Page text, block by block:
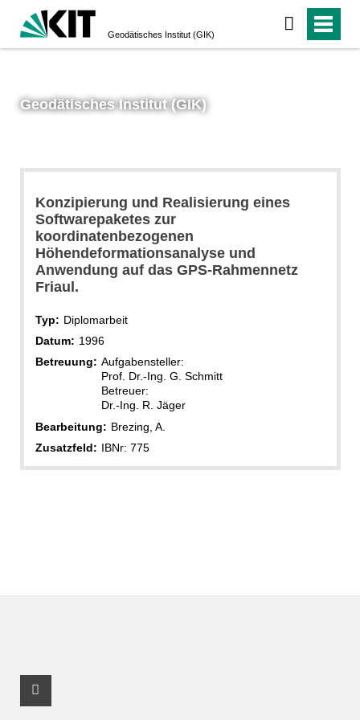
Geodätisches Institut (GIK)
Geodätisches Institut (GIK)
Konzipierung und Realisierung eines
Softwarepaketes zur
koordinatenbezogenen
Höhendeformationsanalyse und
Anwendung auf das GPS-Rahmennetz
Friaul.
Typ: Diplomarbeit
Datum: 1996
Betreuung: Aufgabensteller:
Prof. Dr.-Ing. G. Schmitt
Betreuer:
Dr.-Ing. R. Jäger
Bearbeitung: Brezing, A.
Zusatzfeld: IBNr: 775